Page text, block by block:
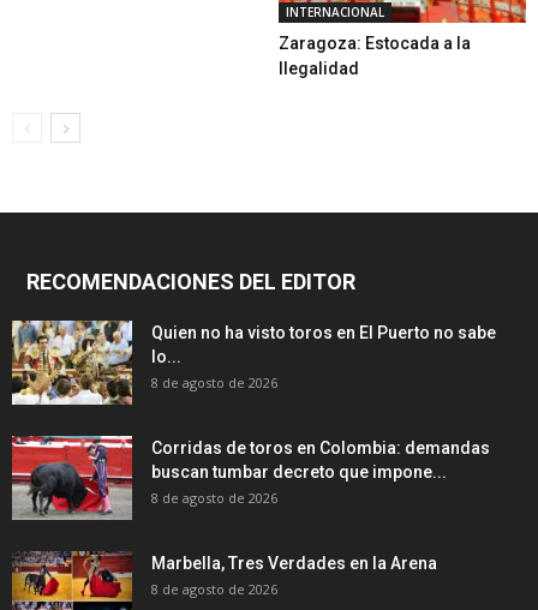
INTERNACIONAL
Zaragoza: Estocada a la
Ilegalidad
RECOMENDACIONES DEL EDITOR
Quien no ha visto toros en El Puerto no sabe
lo...
8 de agosto de 2026
Corridas de toros en Colombia: demandas
buscan tumbar decreto que impone...
8 de agosto de 2026
Marbella, Tres Verdades en la Arena
8 de agosto de 2026